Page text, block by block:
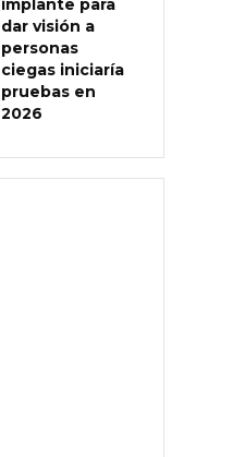
implante para
dar visión a
personas
ciegas iniciaría
pruebas en
2026